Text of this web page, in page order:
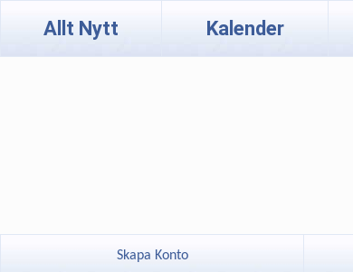
Allt Nytt Kalender
Skapa Konto